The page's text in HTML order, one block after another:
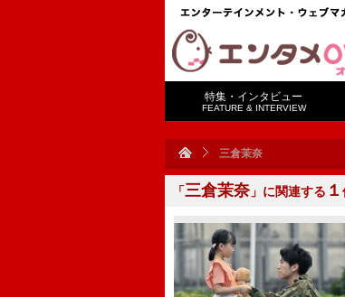
特集・インタビュー
FEATURE & INTERVIEW
三倉茉奈
「三倉茉奈」に関連する １